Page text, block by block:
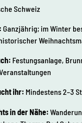
Schweiz
Ganzjährig; im Winter
Festungsanlage,
ihr: Mindestens 2–3
in der Nähe: